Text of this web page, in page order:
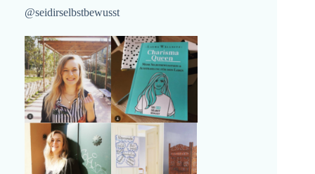
@seidirselbstbewusst